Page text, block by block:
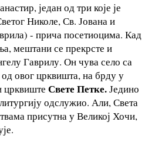
један од три које је
Николе, Св. Јована и
- прича посетиоцима. Кад
мештани се прекрсте и
Гаврилу. Он чува село са
од овог црквишта, на брду у
црквиштеСвете Петке.Једино
одслужио. Али, Света
присутна у Великој Хочи,